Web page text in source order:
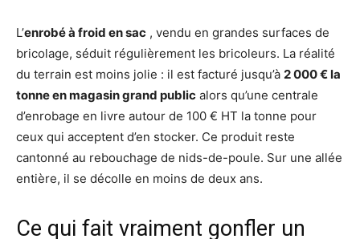
L’enrobé à froid en sac , vendu en grandes surfaces de
bricolage, séduit régulièrement les bricoleurs. La réalité
du terrain est moins jolie : il est facturé jusqu’à 2 000 € la
tonne en magasin grand public alors qu’une centrale
d’enrobage en livre autour de 100 € HT la tonne pour
ceux qui acceptent d’en stocker. Ce produit reste
cantonné au rebouchage de nids-de-poule. Sur une allée
entière, il se décolle en moins de deux ans.
Ce qui fait vraiment gonfler un